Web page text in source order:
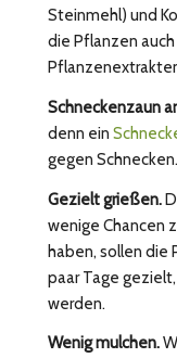
Steinmehl) und
die Pflanzen
Schneckenzaun
denn ein
gegen Schnecken.
Gezielt grießen.
wenige Chancen
haben, sollen die
paar Tage
werden.
Wenig mulchen.